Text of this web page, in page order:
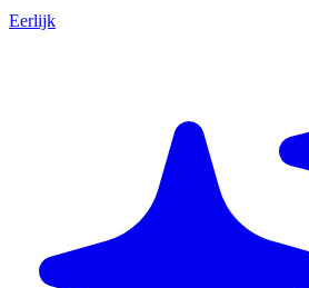
Eerlijk